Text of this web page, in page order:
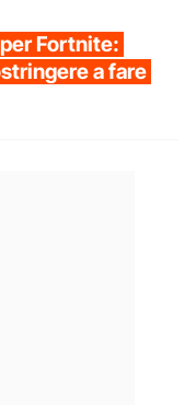
Fortnite:
a fare